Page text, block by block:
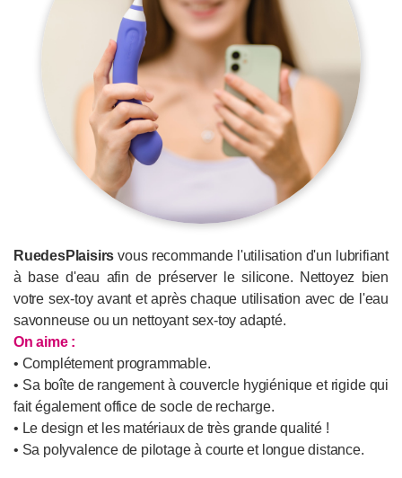
RuedesPlaisirs vous recommande l'utilisation d'un lubrifiant
à base d'eau afin de préserver le silicone. Nettoyez bien
votre sex-toy avant et après chaque utilisation avec de l'eau
savonneuse ou un nettoyant sex-toy adapté.
On aime :
• Complétement programmable.
• Sa boîte de rangement à couvercle hygiénique et rigide qui
fait également office de socle de recharge.
• Le design et les matériaux de très grande qualité !
• Sa polyvalence de pilotage à courte et longue distance.